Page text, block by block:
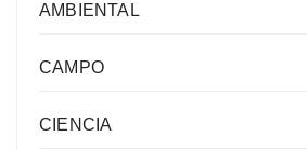
AMBIENTAL
CAMPO
CIENCIA